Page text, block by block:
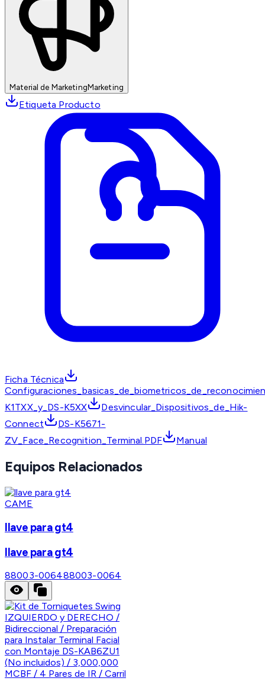
Material de MarketingMarketing
Etiqueta Producto
Ficha Técnica
K1TXX_y_DS-K5XX
Desvincular_Dispositivos_de_Hik-
Connect
DS-K5671-
ZV_Face_Recognition_Terminal.PDF
Manual
Equipos Relacionados
CAME
llave para gt4
llave para gt4
88003-006488003-0064